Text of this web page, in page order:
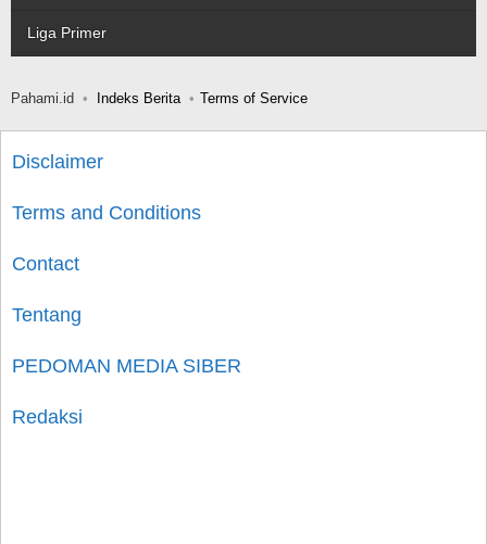
Liga Primer
Pahami.id Indeks Berita Terms of Service
Disclaimer
Terms and Conditions
Contact
Tentang
PEDOMAN MEDIA SIBER
Redaksi